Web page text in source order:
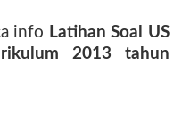
info Latihan Soal US
2013 tahun